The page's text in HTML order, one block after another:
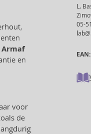
Armaf
en
voor
de
L.
05-
EAN: